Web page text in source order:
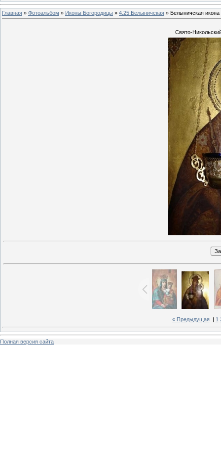
Главная » Фотоальбом » Иконы Богородицы » 4.25 Белыничская » Белыничская
Свято-
« Предыдущая| 1
Полная версия сайта